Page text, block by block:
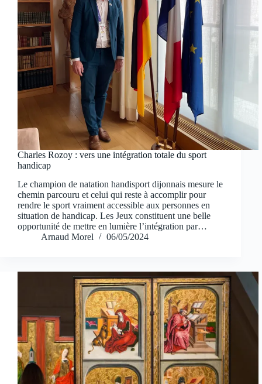
Charles Rozoy : vers une intégration totale du sport
handicap
Le champion de natation handisport dijonnais mesure le
chemin parcouru et celui qui reste à accomplir pour
rendre le sport vraiment accessible aux personnes en
situation de handicap. Les Jeux constituent une belle
opportunité de mettre en lumière l’intégration par…
Arnaud Morel
06/05/2024